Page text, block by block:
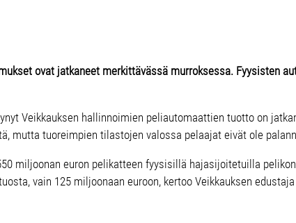
ovat jatkaneet merkittävässä murroksessa. Fyysisten
Veikkauksen hallinnoimien peliautomaattien tuotto on
mutta tuoreimpien tilastojen valossa pelaajat eivät ole
miljoonan euron pelikatteen fyysisillä hajasijoitetuilla
vain 125 miljoonaan euroon, kertoo Veikkauksen edustaja